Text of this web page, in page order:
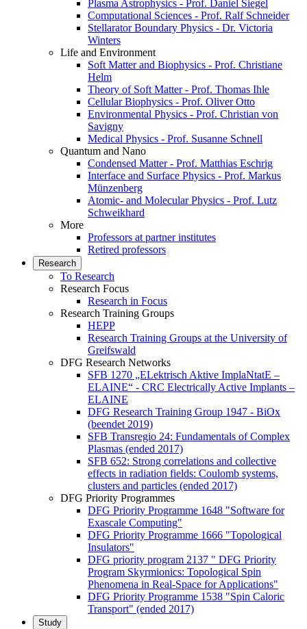
Plasma Astrophysics - Prof. Daniel Siegel
Computational Sciences - Prof. Ralf Schneider
Stellarator Boundary Physics - Dr. Victoria
Winters
Life and Environment
Soft Matter and Biophysics - Prof. Christiane
Helm
Theory of Soft Matter - Prof. Thomas Ihle
Cellular Biophysics - Prof. Oliver Otto
Environmental Physics - Prof. Christian von
Savigny
Medical Physics - Prof. Susanne Schnell
Quantum and Nano
Condensed Matter - Prof. Matthias Eschrig
Interface and Surface Physics - Prof. Markus
Münzenberg
Atomic- and Molecular Physics - Prof. Lutz
Schweikhard
More
Professors at partner institutes
Retired professors
Research
To Research
Research Focus
Research in Focus
Research Training Groups
HEPP
Research Training Groups at the University of
Greifswald
DFG Research Networks
SFB 1270 „ELektrisch Aktive ImplaNtatE –
ELAINE“ - CRC Electrically Active Implants –
ELAINE
DFG Research Training Group 1947 - BiOx
(beendet 2019)
SFB Transregio 24: Fundamentals of Complex
Plasmas (ended 2017)
SFB 652: Strong correlations and collective
effects in radiation fields: Coulomb systems,
clusters and particles (ended 2017)
DFG Priority Programmes
DFG Priority Programme 1648 "Software for
Exascale Computing"
DFG Priority Programme 1666 "Topological
Insulators"
DFG priority program 2137 " DFG Priority
Program Skyrmionics: Topological Spin
Phenomena in Real-Space for Applications"
DFG Priority Programme 1538 "Spin Caloric
Transport" (ended 2017)
Study